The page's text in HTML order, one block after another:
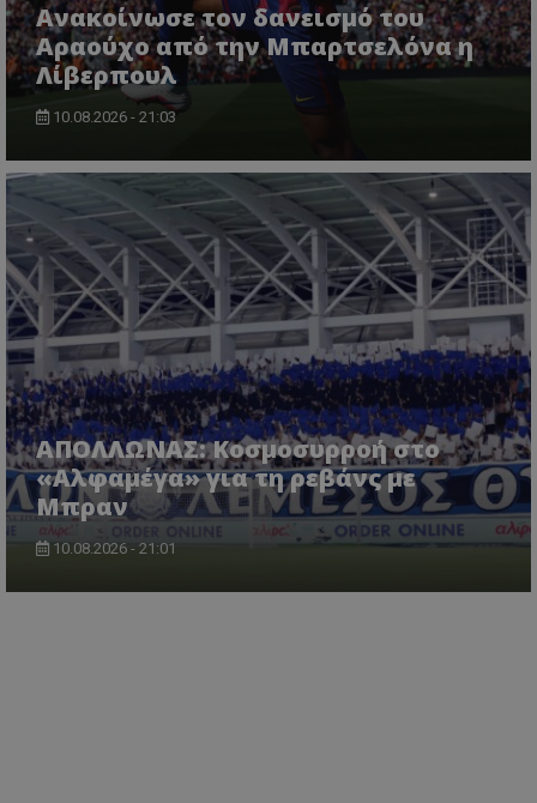
Ανακοίνωσε τον δανεισμό του
Αραούχο από την Μπαρτσελόνα η
Λίβερπουλ
10.08.2026 - 21:03
ΑΠΟΛΛΩΝΑΣ: Κοσμοσυρροή στο
«Αλφαμέγα» για τη ρεβάνς με
Μπραν
10.08.2026 - 21:01